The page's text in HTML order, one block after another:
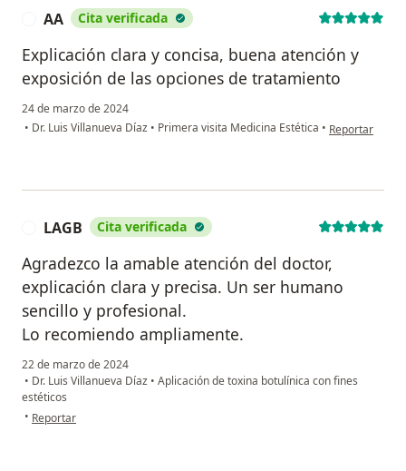
AA Cita verificada
Explicación clara y concisa, buena atención y
exposición de las opciones de tratamiento
24 de marzo de 2024
• Dr. Luis Villanueva Díaz • Primera visita Medicina Estética • en opinión del
Reportar
LAGB Cita verificada
Agradezco la amable atención del doctor,
explicación clara y precisa. Un ser humano
sencillo y profesional.
Lo recomiendo ampliamente.
22 de marzo de 2024
• Dr. Luis Villanueva Díaz • Aplicación de toxina botulínica con fines
estéticos
• en opinión del usuario LAGB
Reportar